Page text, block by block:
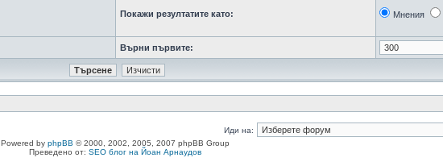
Покажи резултатите като: Мнения
Върни първите:
Иди на:
Powered by phpBB © 2000, 2002, 2005, 2007 phpBB Group
Преведено от: SEO блог на Йоан Арнаудов